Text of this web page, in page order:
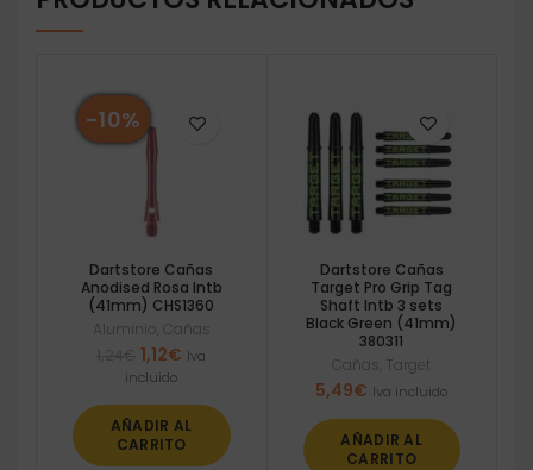
-10%
Dartstore Cañas
Anodised Rosa Intb
(41mm) CHS1360
Aluminio Cañas
El
precio
era:
1,24€.
1,12€ El
es:
1,12€.
Iva
incluido
AÑADIR AL
CARRITO
Dartstore Cañas
Target Pro Grip Tag
Shaft Intb 3 sets
Black Green (41mm)
380311
Cañas Target
5,49€ Iva incluido
AÑADIR AL
CARRITO